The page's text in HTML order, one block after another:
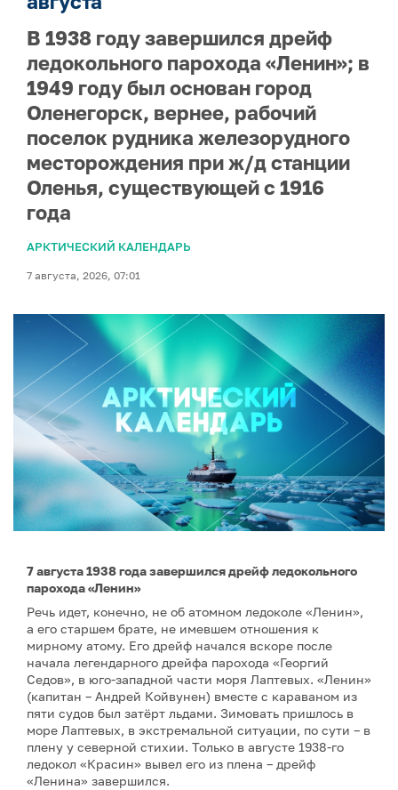
В 1938 году завершился дрейф
ледокольного парохода «Ленин»; в
1949 году был основан город
Оленегорск, вернее, рабочий
поселок рудника железорудного
месторождения при ж/д станции
Оленья, существующей с 1916
года
АРКТИЧЕСКИЙ КАЛЕНДАРЬ
7 августа, 2026, 07:01
7 августа 1938 года завершился дрейф ледокольного
парохода «Ленин»
Речь идет, конечно, не об атомном ледоколе «Ленин»,
а его старшем брате, не имевшем отношения к
мирному атому. Его дрейф начался вскоре после
начала легендарного дрейфа парохода «Георгий
Седов», в юго-западной части моря Лаптевых. «Ленин»
(капитан – Андрей Койвунен) вместе с караваном из
пяти судов был затёрт льдами. Зимовать пришлось в
море Лаптевых, в экстремальной ситуации, по сути – в
плену у северной стихии. Только в августе 1938-го
ледокол «Красин» вывел его из плена – дрейф
«Ленина» завершился.